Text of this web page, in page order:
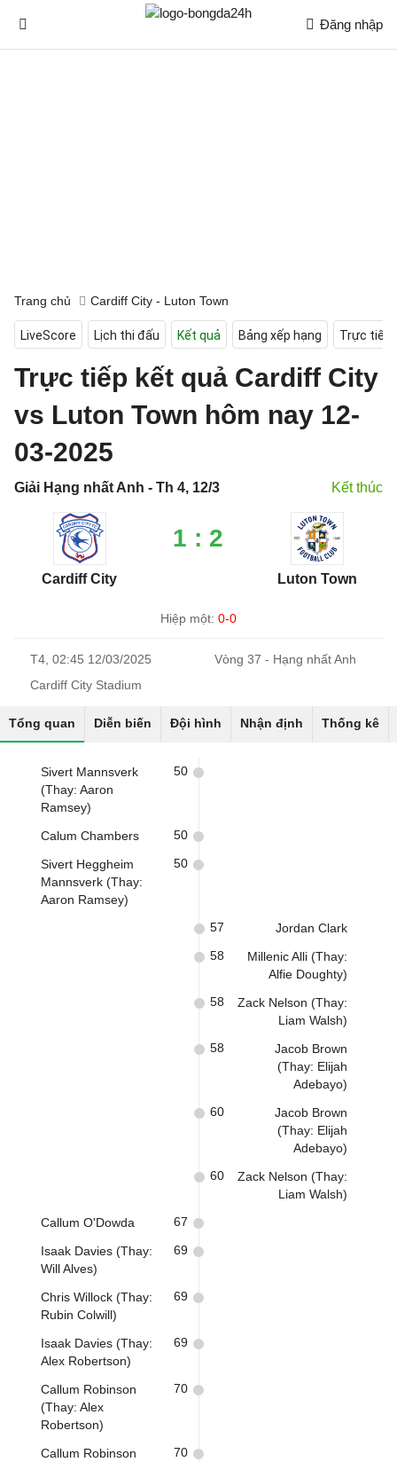
Đăng nhập
Trang chủ Cardiff City - Luton Town
LiveScore Lịch thi đấu Kết quả Bảng xếp hạng Trực tiếp
Trực tiếp kết quả Cardiff City
vs Luton Town hôm nay 12-
03-2025
Giải Hạng nhất Anh - Th 4, 12/3 Kết thúc
Cardiff City
1 : 2
Luton Town
Hiệp một: 0-0
T4, 02:45 12/03/2025
Vòng 37 - Hạng nhất Anh
Cardiff City Stadium
Tổng quan Diễn biến Đội hình Nhận định Thống kê
Sivert Mannsverk
(Thay: Aaron
Ramsey)
50
Calum Chambers 50
Sivert Heggheim
Mannsverk (Thay:
Aaron Ramsey)
50
Jordan Clark
57
Millenic Alli (Thay:
Alfie Doughty)
58
Zack Nelson (Thay:
Liam Walsh)
58
Jacob Brown
(Thay: Elijah
Adebayo)
58
Jacob Brown
(Thay: Elijah
Adebayo)
60
Zack Nelson (Thay:
Liam Walsh)
60
Callum O'Dowda 67
Isaak Davies (Thay:
Will Alves)
69
Chris Willock (Thay:
Rubin Colwill)
69
Isaak Davies (Thay:
Alex Robertson)
69
Callum Robinson
(Thay: Alex
Robertson)
70
Callum Robinson
70